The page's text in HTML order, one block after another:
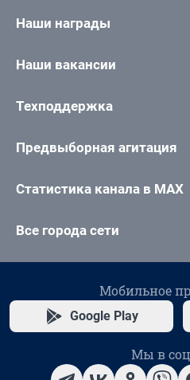
Наши награды
Наши вакансии
Техподдержка
Предвыборная агитация
Статистика канала в MAX
Все города сети
Мобильное
Google Play
Мы в